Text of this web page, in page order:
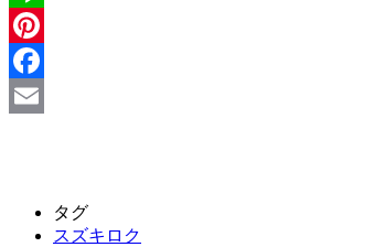
Line
Pinterest
Facebook
タグ
スズキロク